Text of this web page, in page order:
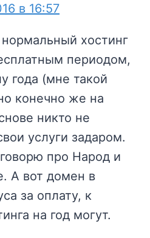
в 16:57
хостинг
периодом,
года (мне такой
конечно же на
никто не
услуги задаром.
про Народ и
А вот домен в
за оплату, к
на год могут.